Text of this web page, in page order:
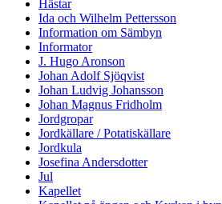
Hästar
Ida och Wilhelm Pettersson
Information om Sämbyn
Informator
J. Hugo Aronson
Johan Adolf Sjöqvist
Johan Ludvig Johansson
Johan Magnus Fridholm
Jordgropar
Jordkällare / Potatiskällare
Jordkula
Josefina Andersdotter
Jul
Kapellet